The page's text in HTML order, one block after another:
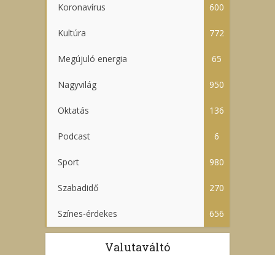
Koronavírus 600
Kultúra 772
Megújuló energia 65
Nagyvilág 950
Oktatás 136
Podcast 6
Sport 980
Szabadidő 270
Színes-érdekes 656
Valutaváltó